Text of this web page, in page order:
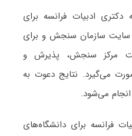
دکتری ادبیات فراﻧﺴﻪ برای
سایت سازمان سنجش و برای
مرکز سنجش، پذیرش و
می‌گیرد. نتایج دعوت به
می‌شود.
فراﻧﺴﻪ برای دانشگاه‌های